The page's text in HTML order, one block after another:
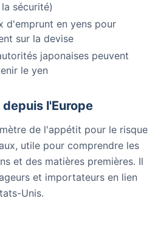
sécurité)
d'emprunt en yens pour
sur la devise
japonaises peuvent
le yen
l'Europe
de l'appétit pour le risque
utile pour comprendre les
et des matières premières. Il
et importateurs en lien
Unis.